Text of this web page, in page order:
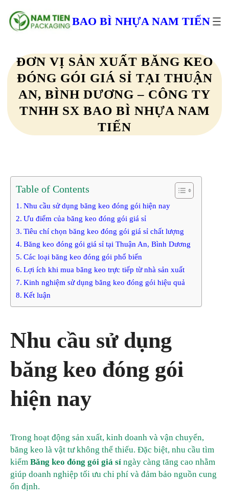
đến
phần
BAO BÌ NHỰA NAM TIẾN
ĐƠN VỊ SẢN XUẤT BĂNG KEO
ĐÓNG GÓI GIÁ SỈ TẠI THUẬN
AN, BÌNH DƯƠNG – CÔNG TY
TNHH SX BAO BÌ NHỰA NAM
TIẾN
Table of Contents
Nhu cầu sử dụng băng keo đóng gói hiện nay
Ưu điểm của băng keo đóng gói giá sỉ
Tiêu chí chọn băng keo đóng gói giá sỉ chất lượng
Băng keo đóng gói giá sỉ tại Thuận An, Bình Dương
Các loại băng keo đóng gói phổ biến
Lợi ích khi mua băng keo trực tiếp từ nhà sản xuất
Kinh nghiệm sử dụng băng keo đóng gói hiệu quả
Kết luận
Nhu cầu sử dụng
băng keo đóng gói
hiện nay
Trong hoạt động sản xuất, kinh doanh và vận chuyển,
băng keo là vật tư không thể thiếu. Đặc biệt, nhu cầu tìm
kiếm Băng keo đóng gói giá sỉ ngày càng tăng cao nhằm
giúp doanh nghiệp tối ưu chi phí và đảm bảo nguồn cung
ổn định.